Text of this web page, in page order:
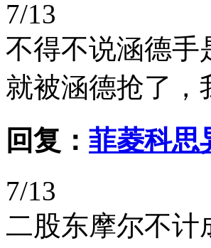
7/13
不得不说涵德手
就被涵德抢了，
回复： 菲菱科思
7/13
二股东摩尔不计